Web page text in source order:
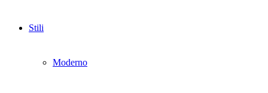
Stili
Moderno